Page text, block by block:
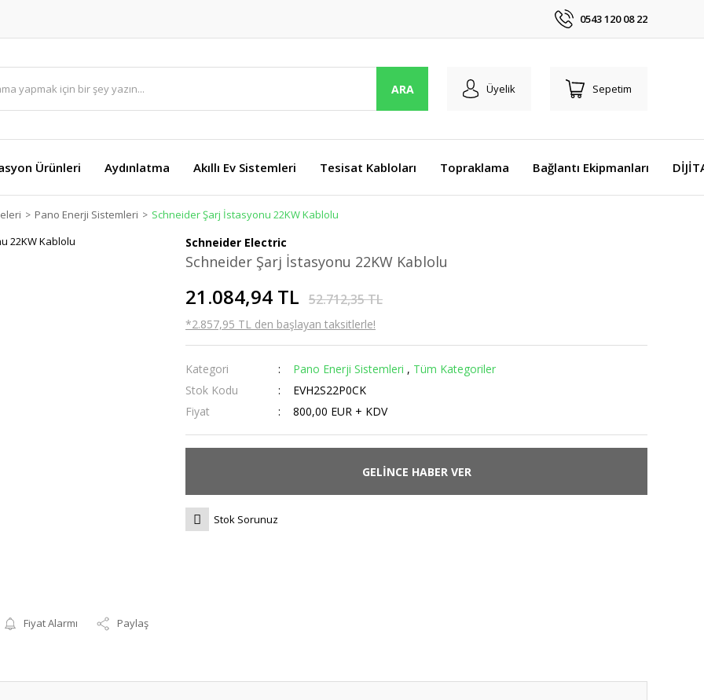
0543 120 08 22
ARA Üyelik Sepetim
Ürünleri Aydınlatma Akıllı Ev Sistemleri Tesisat Kabloları Topraklama Bağlantı Ekipmanları
Pano Enerji Sistemleri Schneider Şarj İstasyonu 22KW Kablolu
Fiyat Alarmı Paylaş
Schneider Electric
Schneider Şarj İstasyonu 22KW Kablolu
21.084,94 TL 52.712,35 TL
*2.857,95 TL den başlayan taksitlerle!
Kategori Pano Enerji Sistemleri , Tüm Kategoriler
Stok Kodu
EVH2S22P0CK
Fiyat
800,00 EUR + KDV
GELİNCE HABER VER
Stok Sorunuz